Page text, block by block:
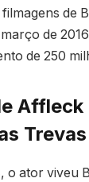
de
de
de 250
Affleck
Trevas
o ator viveu